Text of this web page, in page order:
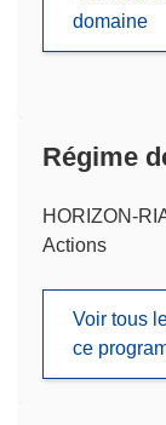
domaine
Régime
HORIZON-
Actions
Voir tous
ce